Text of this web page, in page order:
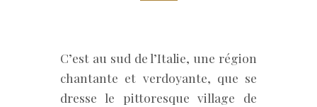
C’est au sud de l’Italie, une région
chantante et verdoyante, que se
dresse le pittoresque village de